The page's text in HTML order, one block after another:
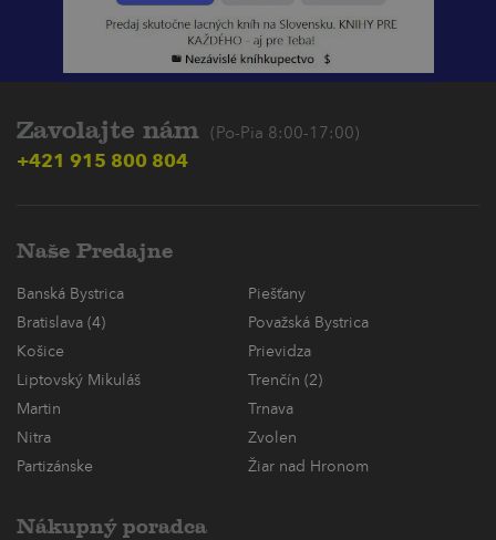
Zavolajte nám (Po-Pia 8:00-17:00)
+421 915 800 804
Naše Predajne
Banská Bystrica
Piešťany
Bratislava (4)
Považská Bystrica
Košice
Prievidza
Liptovský Mikuláš
Trenčín (2)
Martin
Trnava
Nitra
Zvolen
Partizánske
Žiar nad Hronom
Nákupný poradca